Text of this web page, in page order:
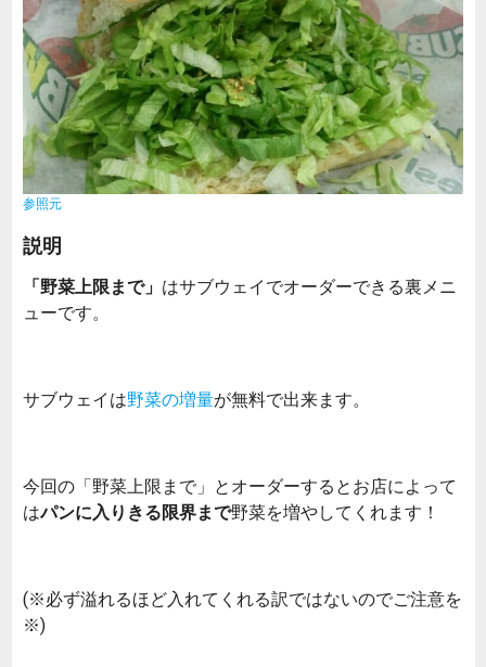
参照元
説明
「野菜上限まで」 はサブウェイでオーダーできる裏メニ
ューです。
サブウェイは野菜の増量が無料で出来ます。
今回の「野菜上限まで」とオーダーするとお店によって
はパンに入りきる限界まで野菜を増やしてくれます！
(※必ず溢れるほど入れてくれる訳ではないのでご注意を
※)